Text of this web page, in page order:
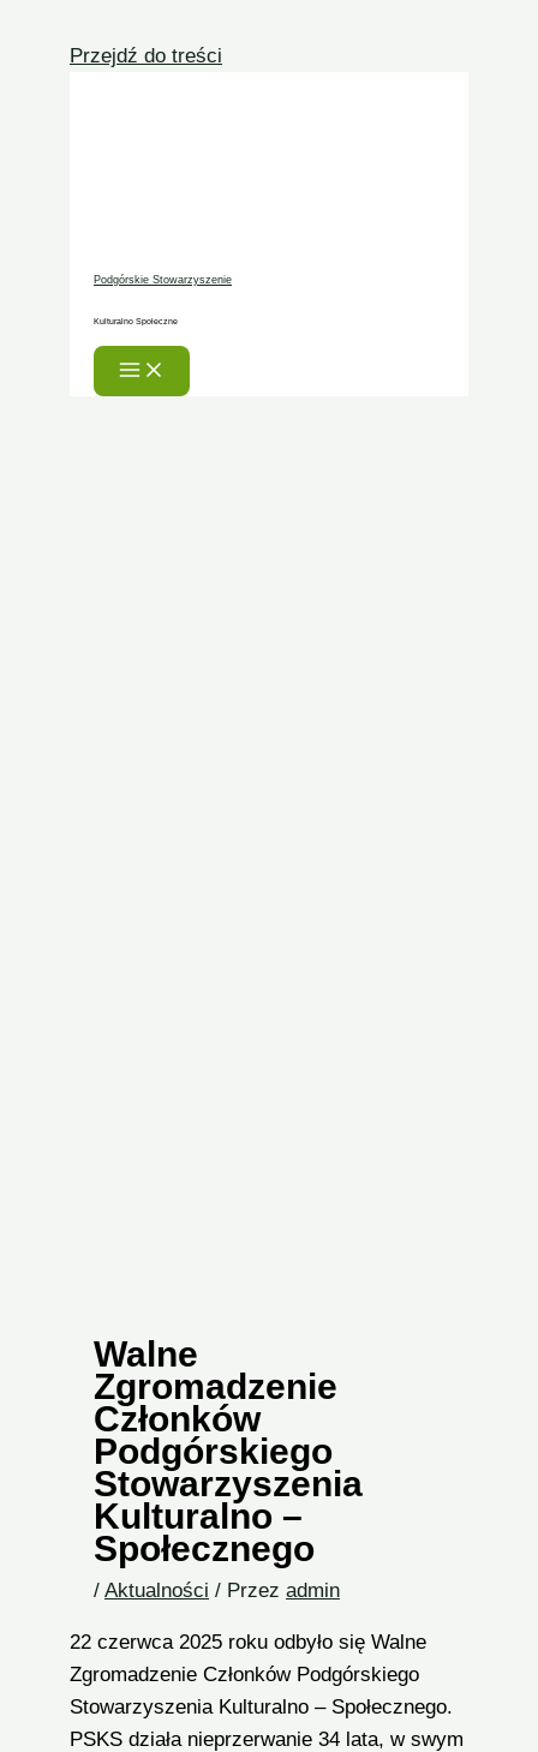
Przejdź do treści
Podgórskie Stowarzyszenie
Kulturalno Społeczne
Walne
Zgromadzenie
Członków
Podgórskiego
Stowarzyszenia
Kulturalno –
Społecznego
/ Aktualności / Przez admin
22 czerwca 2025 roku odbyło się Walne
Zgromadzenie Członków Podgórskiego
Stowarzyszenia Kulturalno – Społecznego.
PSKS działa nieprzerwanie 34 lata, w swym